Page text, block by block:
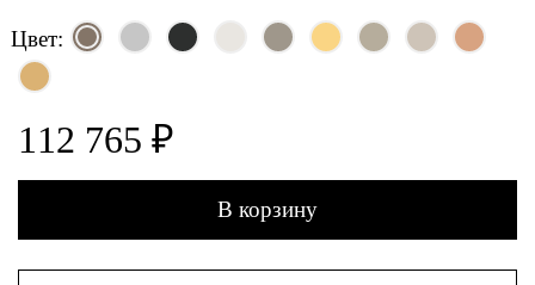
Цвет:
112 765 ₽
В корзину